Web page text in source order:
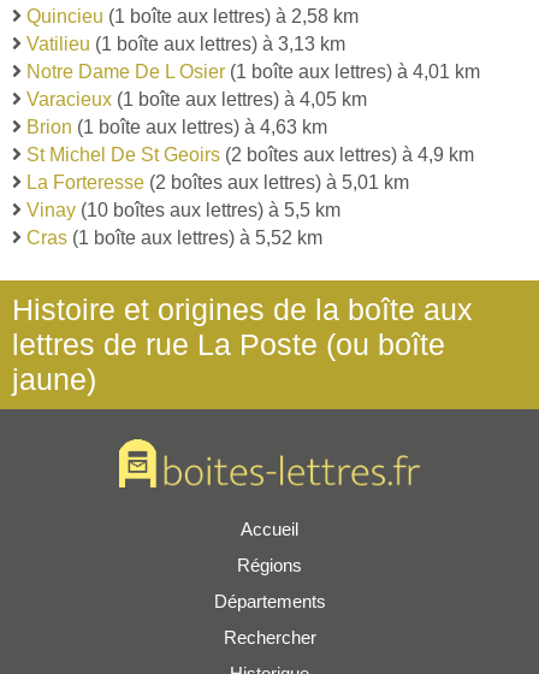
Quincieu (1 boîte aux lettres) à 2,58 km
Vatilieu (1 boîte aux lettres) à 3,13 km
Notre Dame De L Osier (1 boîte aux lettres) à 4,01 km
Varacieux (1 boîte aux lettres) à 4,05 km
Brion (1 boîte aux lettres) à 4,63 km
St Michel De St Geoirs (2 boîtes aux lettres) à 4,9 km
La Forteresse (2 boîtes aux lettres) à 5,01 km
Vinay (10 boîtes aux lettres) à 5,5 km
Cras (1 boîte aux lettres) à 5,52 km
Histoire et origines de la boîte aux
lettres de rue La Poste (ou boîte
jaune)
Accueil
Régions
Départements
Rechercher